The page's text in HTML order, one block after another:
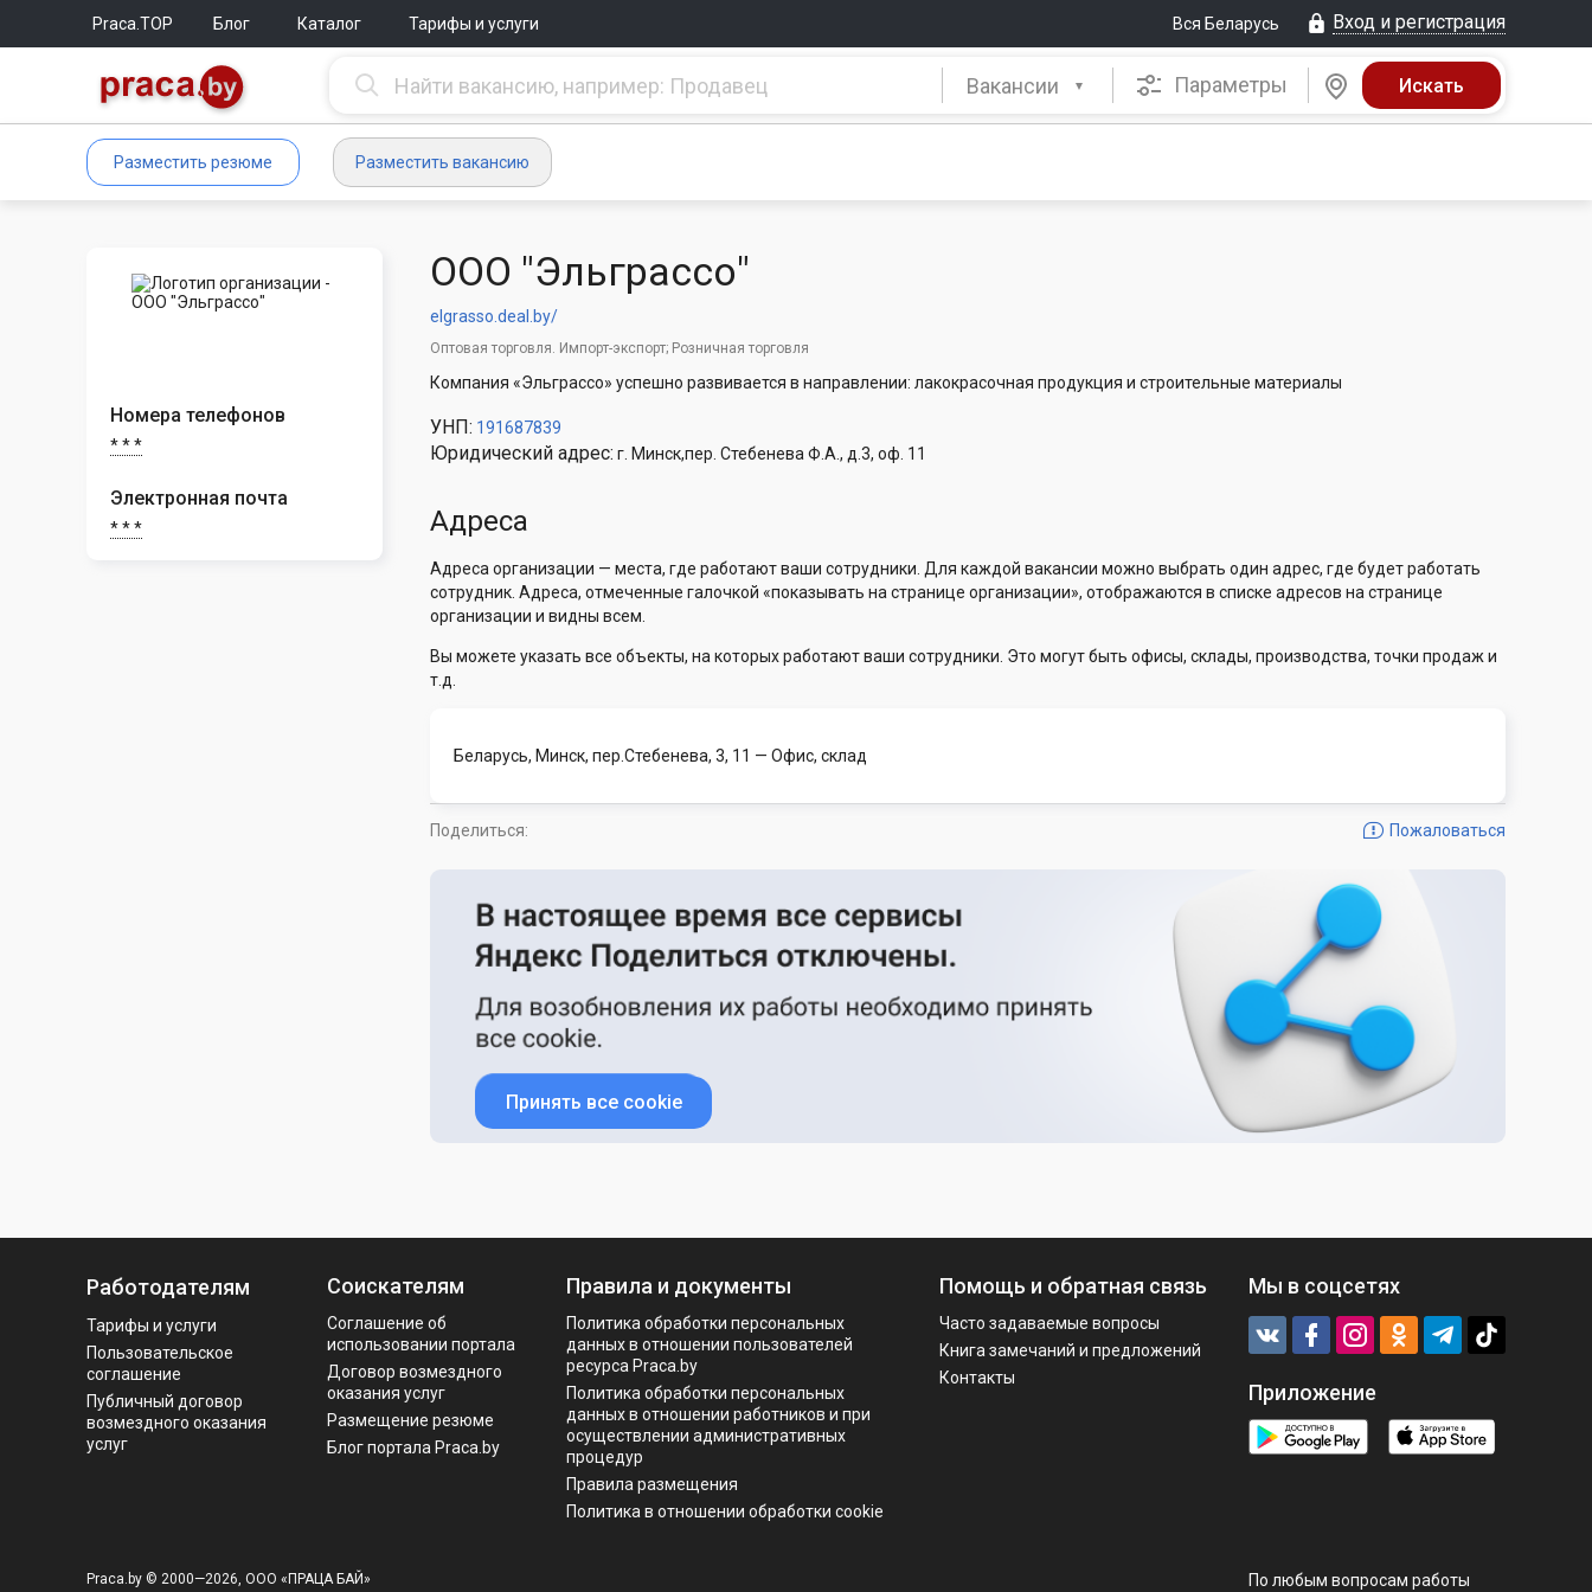
Praca.TOP Блог Каталог Тарифы и услуги Вся Беларусь Вход и регистрация
Вакансии Параметры
Разместить резюме Разместить вакансию
Номера телефонов
* * *
Электронная почта
* * *
ООО "Эльграссо"
elgrasso.deal.by/
Оптовая торговля. Импорт-экспорт; Розничная торговля
Компания «Эльграссо» успешно развивается в направлении: лакокрасочная продукция и строительные материалы
УНП: 191687839
Юридический адрес: г. Минск,пер. Стебенева Ф.А., д.3, оф. 11
Адреса
Адреса организации — места, где работают ваши сотрудники. Для каждой вакансии можно выбрать один адрес, где будет работать
сотрудник. Адреса, отмеченные галочкой «показывать на странице организации», отображаются в списке адресов на странице
организации и видны всем.
Вы можете указать все объекты, на которых работают ваши сотрудники. Это могут быть офисы, склады, производства, точки продаж и
т.д.
Беларусь, Минск, пер.Стебенева, 3, 11 — Офис, склад
Пожаловаться
Поделиться:
Принять все cookie
Работодателям
Тарифы и услуги
Пользовательское
соглашение
Публичный договор
возмездного оказания
услуг
Соискателям
Соглашение об
использовании портала
Договор возмездного
оказания услуг
Размещение резюме
Блог портала Praca.by
Правила и документы
Политика обработки персональных
данных в отношении пользователей
ресурса Praca.by
Политикa обработки персональных
данных в отношении работников и при
осуществлении административных
процедур
Правила размещения
Политика в отношении обработки cookie
Помощь и обратная связь
Часто задаваемые вопросы
Книга замечаний и предложений
Контакты
Мы в соцсетях
Приложение
Praca.by © 2000—2026, ООО «ПРАЦА БАЙ»
По любым вопросам работы